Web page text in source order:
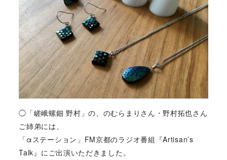
◯「嵯峨螺鈿 野村」の、のむらまりさん・野村拓也さん
ご姉弟には、
「αステーション」FM京都のラジオ番組『Artisan’s
Talk』にご出演いただきました。